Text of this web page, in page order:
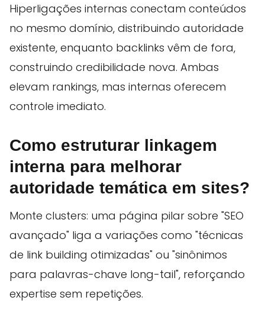
Hiperligações internas conectam conteúdos
no mesmo domínio, distribuindo autoridade
existente, enquanto backlinks vêm de fora,
construindo credibilidade nova. Ambas
elevam rankings, mas internas oferecem
controle imediato.
Como estruturar linkagem
interna para melhorar
autoridade temática em sites?
Monte clusters: uma página pilar sobre "SEO
avançado" liga a variações como "técnicas
de link building otimizadas" ou "sinônimos
para palavras-chave long-tail", reforçando
expertise sem repetições.